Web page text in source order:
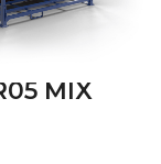
MIX